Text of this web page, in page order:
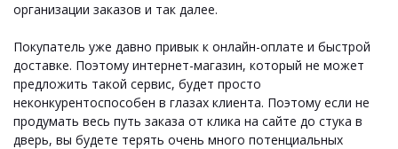
организации заказов и так далее.
Покупатель уже давно привык к онлайн-оплате и быстрой
доставке. Поэтому интернет-магазин, который не может
предложить такой сервис, будет просто
неконкурентоспособен в глазах клиента. Поэтому если не
продумать весь путь заказа от клика на сайте до стука в
дверь, вы будете терять очень много потенциальных